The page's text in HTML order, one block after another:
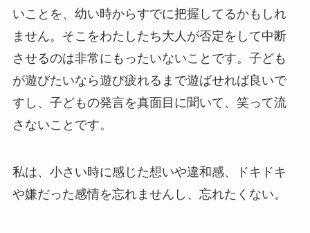
いことを、幼い時からすでに把握してるかもしれ
ません。そこをわたしたち大人が否定をして中断
させるのは非常にもったいないことです。子ども
が遊びたいなら遊び疲れるまで遊ばせれば良いで
すし、子どもの発言を真面目に聞いて、笑って流
さないことです。
私は、小さい時に感じた想いや違和感、ドキドキ
や嫌だった感情を忘れませんし、忘れたくない。